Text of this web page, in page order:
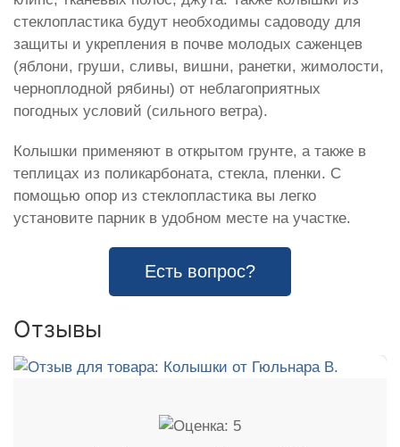
стеклопластика будут необходимы садоводу для
защиты и укрепления в почве молодых саженцев
(яблони, груши, сливы, вишни, ранетки, жимолости,
черноплодной рябины) от неблагоприятных
погодных условий (сильного ветра).
Колышки применяют в открытом грунте, а также в
теплицах из поликарбоната, стекла, пленки. С
помощью опор из стеклопластика вы легко
установите парник в удобном месте на участке.
Есть вопрос?
Отзывы